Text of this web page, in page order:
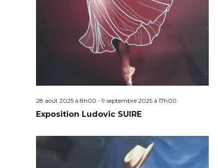
28 août 2025 à 8h00 - 9 septembre 2025 à 17h00
Exposition Ludovic SUIRE